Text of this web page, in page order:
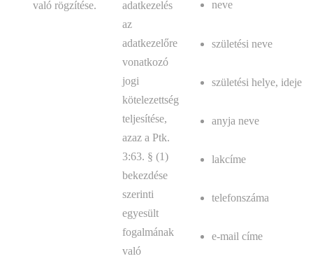
való rögzítése.
adatkezelés
az
adatkezelőre
vonatkozó
jogi
kötelezettség
teljesítése,
azaz a Ptk.
3:63. § (1)
bekezdése
szerinti
egyesült
fogalmának
való
neve
születési neve
születési helye, ideje
anyja neve
lakcíme
telefonszáma
e-mail címe